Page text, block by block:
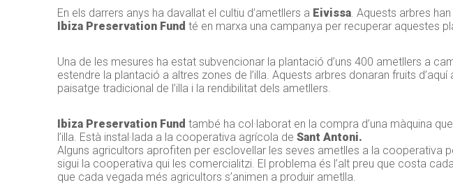
En els darrers anys ha davallat el cultiu d’ametllers a Eivissa. Aquests arbres
Ibiza Preservation Fund té en marxa una campanya per recuperar aquestes
Una de les mesures ha estat subvencionar la plantació d’uns 400 ametllers a
estendre la plantació a altres zones de l’illa. Aquests arbres donaran fruits
paisatge tradicional de l’illa i la rendibilitat dels ametllers.
Ibiza Preservation Fund també ha col·laborat en la compra d’una màquina
l’illa. Està instal·lada a la cooperativa agrícola de Sant Antoni.
Alguns agricultors aprofiten per esclovellar les seves ametlles a la cooperativa
sigui la cooperativa qui les comercialitzi. El problema és l’alt preu que costa
que cada vegada més agricultors s’animen a produir ametlla.